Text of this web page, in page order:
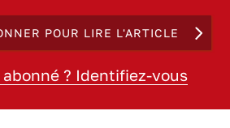
POUR LIRE L'ARTICLE
abonné ? Identifiez-vous